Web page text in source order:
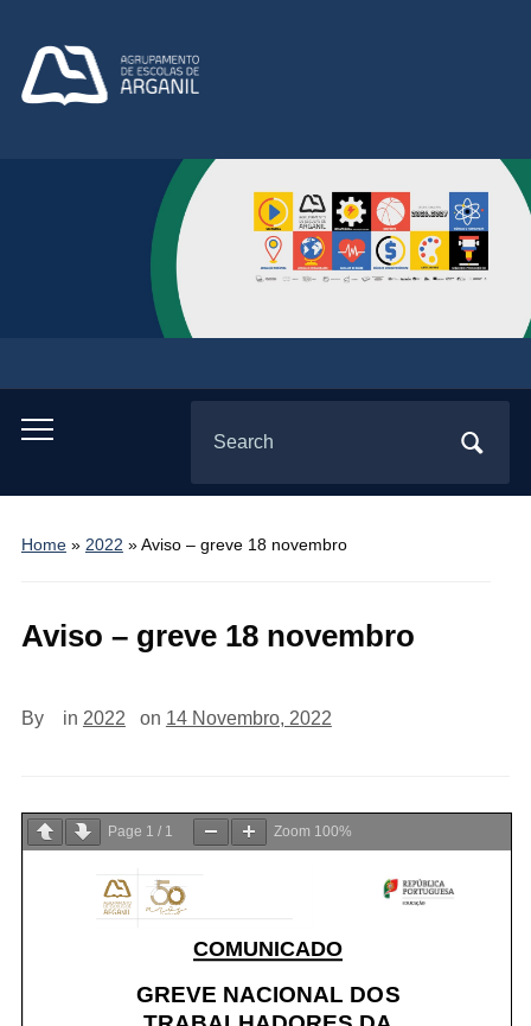
Toggle
menu
for:
Home» 2022 »Aviso – greve 18 novembro
Aviso – greve 18 novembro
By in 2022 on 14 Novembro, 2022
Page 1 / 1 Zoom 100%